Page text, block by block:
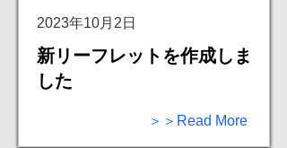
2023年10月2日
新リーフレットを作成しま
した
＞＞Read More